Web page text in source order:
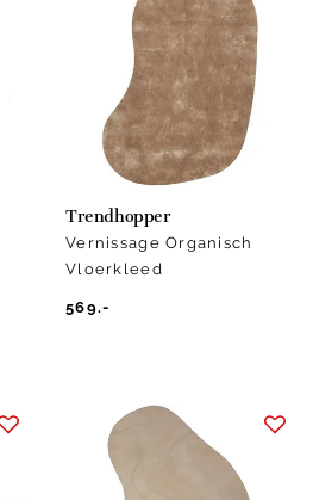
Trendhopper
Vernissage Organisch
Vloerkleed
569.-